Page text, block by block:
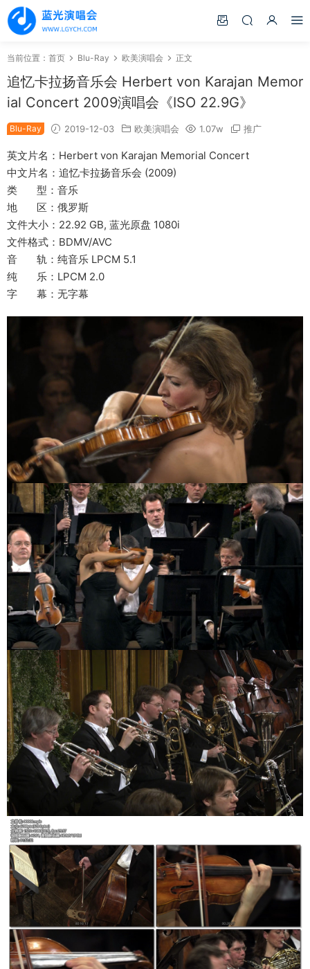
当前位置： 首页 Blu-Ray 欧美演唱会 正文
追忆卡拉扬音乐会 Herbert von Karajan Memor
ial Concert 2009演唱会《ISO 22.9G》
Blu-Ray 2019-12-03 欧美演唱会 1.07w 推广
英文片名：Herbert von Karajan Memorial Concert
中文片名：追忆卡拉扬音乐会 (2009)
类 型：音乐
地 区：俄罗斯
文件大小：22.92 GB, 蓝光原盘 1080i
文件格式：BDMV/AVC
音 轨：纯音乐 LPCM 5.1
纯 乐：LPCM 2.0
字 幕：无字幕